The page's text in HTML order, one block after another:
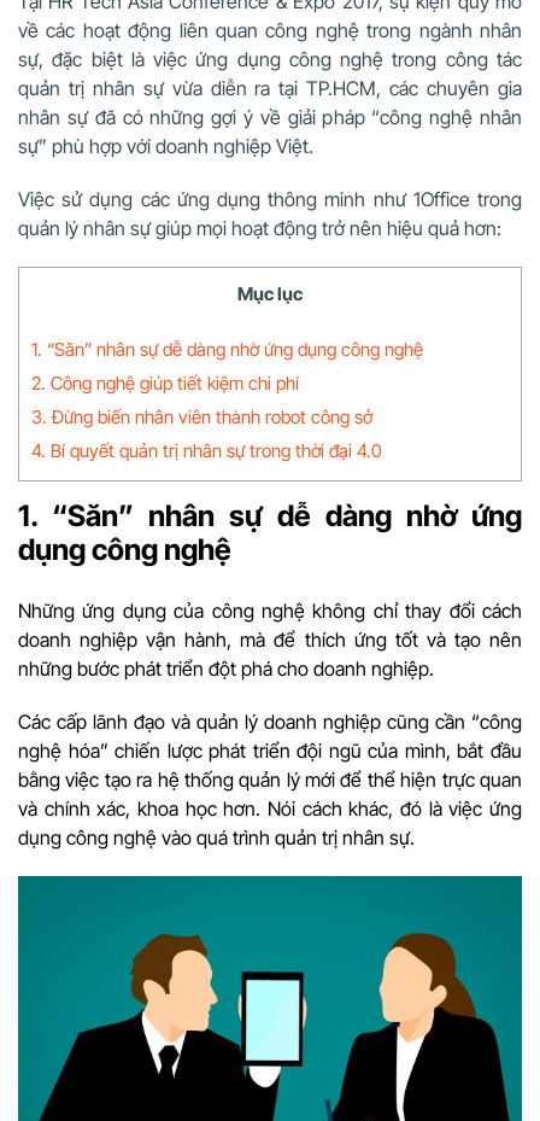
về các hoạt động liên quan công nghệ trong ngành nhân
sự, đặc biệt là việc ứng dụng công nghệ trong công tác
quản trị nhân sự vừa diễn ra tại TP.HCM, các chuyên gia
nhân sự đã có những gợi ý về giải pháp “công nghệ nhân
sự” phù hợp với doanh nghiệp Việt.
Việc sử dụng các ứng dụng thông minh như 1Office trong
quản lý nhân sự giúp mọi hoạt động trở nên hiệu quả hơn:
Mục lục
1. “Săn” nhân sự dễ dàng nhờ ứng dụng công nghệ
2. Công nghệ giúp tiết kiệm chi phí
3. Đừng biến nhân viên thành robot công sở
4. Bí quyết quản trị nhân sự trong thời đại 4.0
1. “Săn” nhân sự dễ dàng nhờ ứng
dụng công nghệ
Những ứng dụng của công nghệ không chỉ thay đổi cách
doanh nghiệp vận hành, mà để thích ứng tốt và tạo nên
những bước phát triển đột phá cho doanh nghiệp.
Các cấp lãnh đạo và quản lý doanh nghiệp cũng cần “công
nghệ hóa” chiến lược phát triển đội ngũ của mình, bắt đầu
bằng việc tạo ra hệ thống quản lý mới để thể hiện trực quan
và chính xác, khoa học hơn. Nói cách khác, đó là việc ứng
dụng công nghệ vào quá trình quản trị nhân sự.